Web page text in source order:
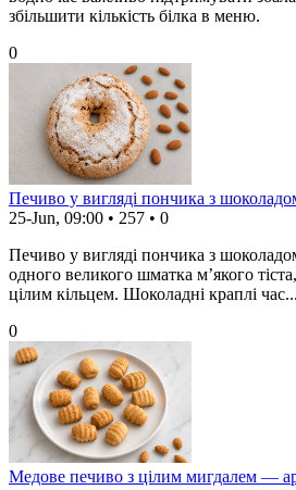
збільшити кількість білка в меню.
0
Печиво у вигляді пончика з
25-Jun, 09:00 • 257 • 0
Печиво у вигляді пончика з
одного великого шматка м’якого
цілим кільцем. Шоколадні краплі час...
0
Медове печиво з цілим мигдалем —